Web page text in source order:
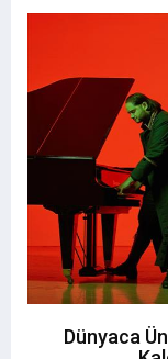
Dünyaca